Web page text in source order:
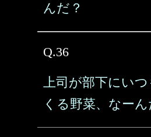
んだ？
Q.36
上司が部下にい
くる野菜、なーん